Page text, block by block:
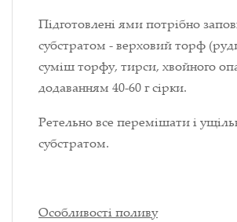
Підготовлені ями потрібно
субстратом - верховий торф
суміш торфу, тирси, хвойного
додаванням 40-60 г сірки.
Ретельно все перемішати і
субстратом.
Особливості поливу